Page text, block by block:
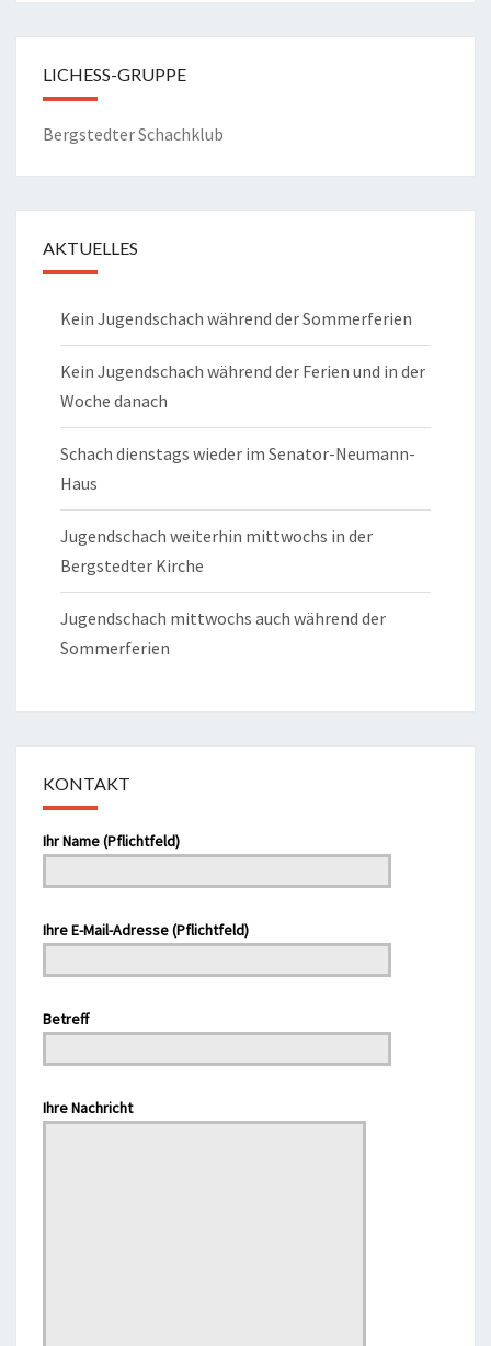
LICHESS-GRUPPE
Bergstedter Schachklub
AKTUELLES
Kein Jugendschach während der Sommerferien
Kein Jugendschach während der Ferien und in der
Woche danach
Schach dienstags wieder im Senator-Neumann-
Haus
Jugendschach weiterhin mittwochs in der
Bergstedter Kirche
Jugendschach mittwochs auch während der
Sommerferien
KONTAKT
Bitte lasse dieses Feld leer.
Ihr Name (Pflichtfeld)
Ihre E-Mail-Adresse (Pflichtfeld)
Bitte lasse dieses Feld leer.
Betreff
Bitte lasse dieses Feld leer.
Ihre Nachricht